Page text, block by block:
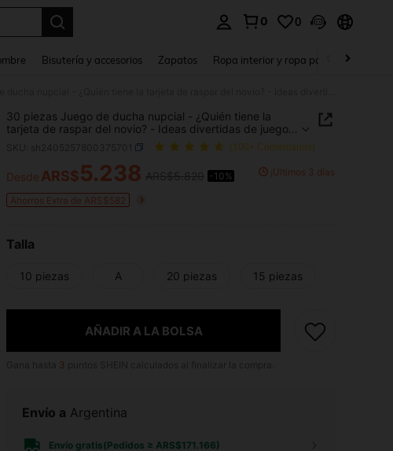
0 0
Bisutería y accesorios Zapatos Ropa interior y ropa para dormir
30 piezas Juego de ducha nupcial - ¿Quién tiene la
tarjeta de raspar del novio? - Ideas divertidas de juegos
de despedida de soltera, Regreso a la escuela, Día de
(100+ Comentarios)
PRICE AND AVAILABILITY
Desde ARS$5.238 -10% ¡Últimos 3 días
Ahorros Extra de ARS$582
Talla
10 piezas A 20 piezas 15 piezas
AÑADIR A LA BOLSA
3
Envío a Argentina
Envío gratis(Pedidos ≥ ARS$171.166)